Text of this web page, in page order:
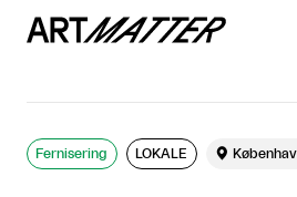
Fernisering LOKALE 